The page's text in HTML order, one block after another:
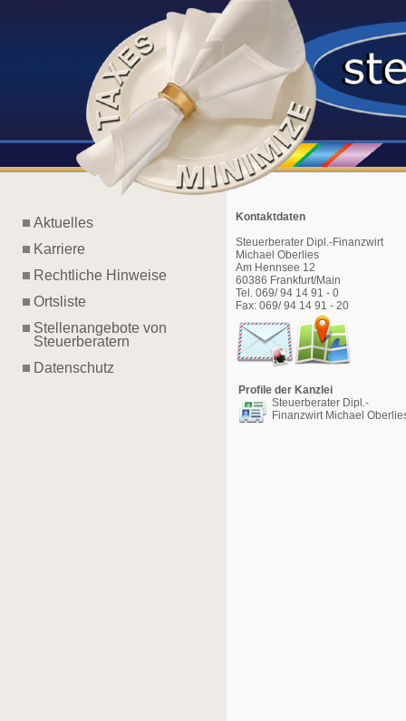
Aktuelles
Karriere
Rechtliche Hinweise
Ortsliste
Stellenangebote von
Steuerberatern
Datenschutz
Kontaktdaten
Steuerberater Dipl.-Finanzwirt
Michael Oberlies
Am Hennsee 12
60386 Frankfurt/Main
Tel. 069/ 94 14 91 - 0
Fax: 069/ 94 14 91 - 20
Profile der Kanzlei
Steuerberater Dipl.-
Finanzwirt Michael